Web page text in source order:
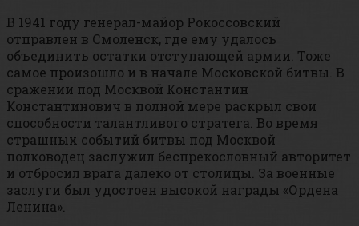
В 1941 году генерал-майор Рокоссовский
отправлен в Смоленск, где ему удалось
объединить остатки отступающей армии. Тоже
самое произошло и в начале Московской битвы. В
сражении под Москвой Константин
Константинович в полной мере раскрыл свои
способности талантливого стратега. Во время
страшных событий битвы под Москвой
полководец заслужил беспрекословный авторитет
и отбросил врага далеко от столицы. За военные
заслуги был удостоен высокой награды «Ордена
Ленина».